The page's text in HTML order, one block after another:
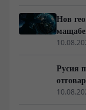
Нов
Русия
могъл